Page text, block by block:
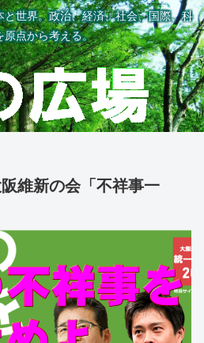
世界。政治、経済、社会、国際、科
原点から考える。
維新の会「不祥事一